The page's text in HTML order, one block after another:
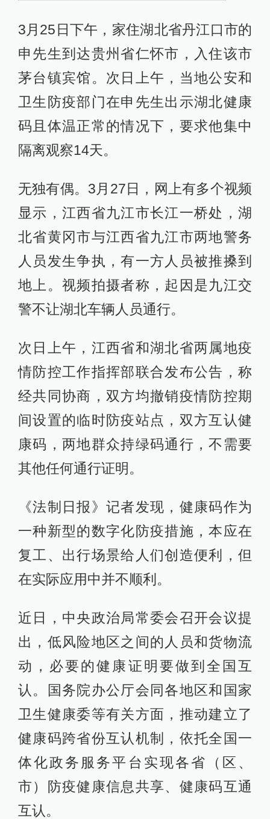
3月25日下午，家住湖北省丹江口市的
申先生到达贵州省仁怀市，入住该市
茅台镇宾馆。次日上午，当地公安和
卫生防疫部门在申先生出示湖北健康
码且体温正常的情况下，要求他集中
隔离观察14天。
无独有偶。3月27日，网上有多个视频
显示，江西省九江市长江一桥处，湖
北省黄冈市与江西省九江市两地警务
人员发生争执，有一方人员被推搡到
地上。视频拍摄者称，起因是九江交
警不让湖北车辆人员通行。
次日上午，江西省和湖北省两属地疫
情防控工作指挥部联合发布公告，称
经共同协商，双方均撤销疫情防控期
间设置的临时防疫站点，双方互认健
康码，两地群众持绿码通行，不需要
其他任何通行证明。
《法制日报》记者发现，健康码作为
一种新型的数字化防疫措施，本应在
复工、出行场景给人们创造便利，但
在实际应用中并不顺利。
近日，中央政治局常委会召开会议提
出，低风险地区之间的人员和货物流
动，必要的健康证明要做到全国互
认。国务院办公厅会同各地区和国家
卫生健康委等有关方面，推动建立了
健康码跨省份互认机制，依托全国一
体化政务服务平台实现各省（区、
市）防疫健康信息共享、健康码互通
互认。